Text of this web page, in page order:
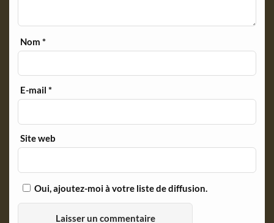
Nom*
E-mail*
Site web
Oui, ajoutez-moi à votre liste de diffusion.